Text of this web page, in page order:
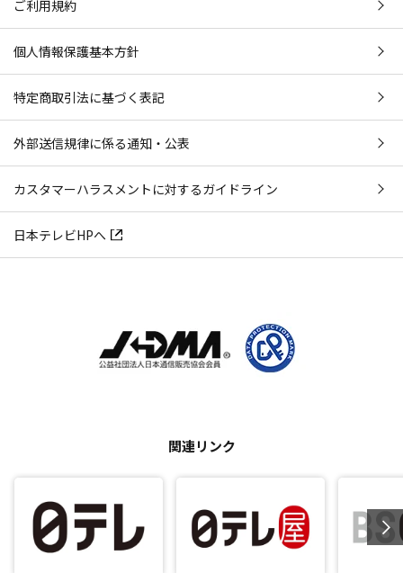
ご利用規約
個人情報保護基本方針
特定商取引法に基づく表記
外部送信規律に係る通知・公表
カスタマーハラスメントに対するガイドライン
日本テレビHPへ
関連リンク